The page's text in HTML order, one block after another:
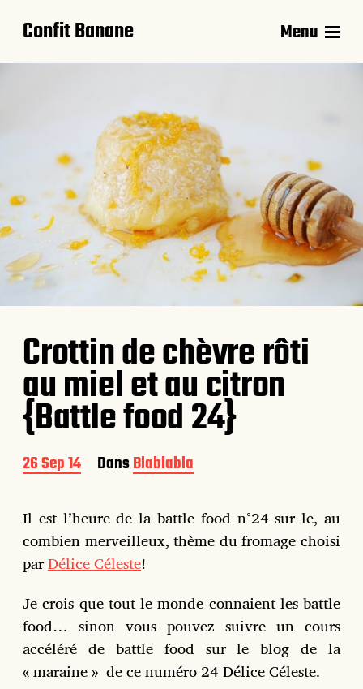
Confit Banane Menu
Crottin de chèvre rôti
au miel et au citron
{Battle food 24}
D
a
e
d
e
p
u
b
l
i
c
a
t
26 Sep 14 DansBlablabla
Il est l’heure de la battle food n°24 sur le, au
combien merveilleux, thème du fromage choisi
parDélice Céleste!
Je crois que tout le monde connaient les battle
food… sinon vous pouvez suivre un cours
accéléré de battle food sur le blog de la
« maraine » de ce numéro 24 Délice Céleste.